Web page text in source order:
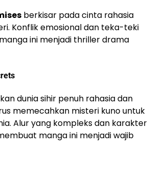
berkisar pada cinta rahasia
Konflik emosional dan teka-teki
ini menjadi thriller drama
dunia sihir penuh rahasia dan
memecahkan misteri kuno untuk
Alur yang kompleks dan karakter
manga ini menjadi wajib